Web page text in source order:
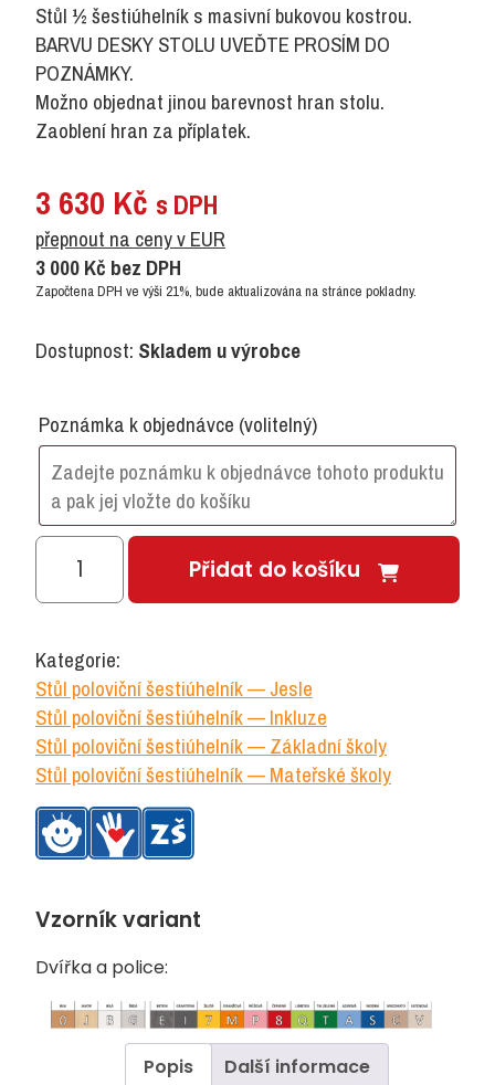
Stůl ½ šestiúhelník s masivní bukovou kostrou.
BARVU DESKY STOLU UVEĎTE PROSÍM DO
POZNÁMKY.
Možno objednat jinou barevnost hran stolu.
Zaoblení hran za příplatek.
3 630 Kč s DPH
přepnout na ceny v EUR
3 000Kč bez DPH
Započtena DPH ve výši 21%, bude aktualizována na stránce pokladny.
Dostupnost: Skladem u výrobce
Poznámka k objednávce (volitelný)
Stůl
poloviční
120x52/58
deska
barevná
množství
Přidat do košíku
Kategorie:
Stůl poloviční šestiúhelník — Jesle
Stůl poloviční šestiúhelník — Inkluze
Stůl poloviční šestiúhelník — Základní školy
Stůl poloviční šestiúhelník — Mateřské školy
Vzorník variant
Dvířka a police:
Popis
Další informace